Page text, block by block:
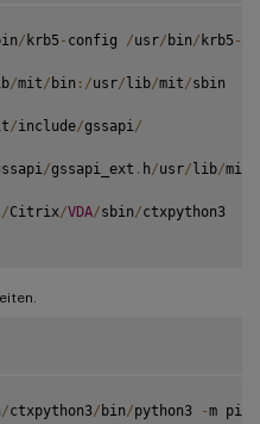
/ krb5 - config /usr/ bin/ krb5 -
/mit/ bin : /usr/lib/mit/sbin
/include/gssapi /
/gssapi_ext . h/usr/lib/mit
/Citrix/VDA/sbin/ctxpython3
/ctxpython3/ bin/python3 -m